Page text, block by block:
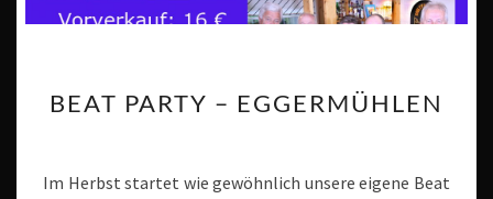
PARTY
BEAT PARTY – EGGERMÜHLEN
Im Herbst startet wie gewöhnlich unsere eigene Beat